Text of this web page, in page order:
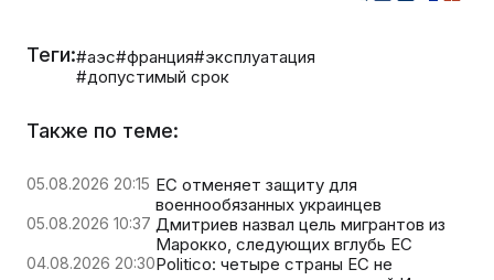
Теги:#аэс#франция#эксплуатация
#допустимый срок
Также по теме:
05.08.2026 20:15 ЕС отменяет защиту для
военнообязанных украинцев
05.08.2026 10:37 Дмитриев назвал цель мигрантов из
Марокко, следующих вглубь ЕС
04.08.2026 20:30Politico: четыре страны ЕС не